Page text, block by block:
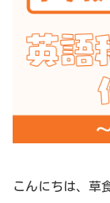
こんにちは、草